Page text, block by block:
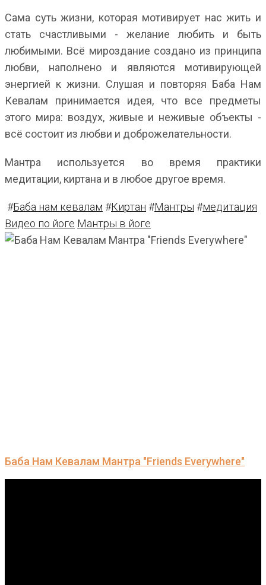
Сама суть жизни, которая мотивирует нас жить и
стать счастливыми - желание любить и быть
любимыми. Всё мироздание создано из принципа
любви, наполнено и являются мотивирующей
энергией к жизни. Слушая и повторяя Баба Нам
Кевалам принимается идея, что все предметы
этого мира: воздух, живые и неживые объекты -
всё состоит из любви и доброжелательности.
Мантра используется во время практики
медитации, киртана и в любое другое время.
#Баба нам кевалам #Киртан #Мантры #медитация
Видео по йоге Мантры в йоге
Баба Нам Кевалам Мантра "Friends Everywhere"